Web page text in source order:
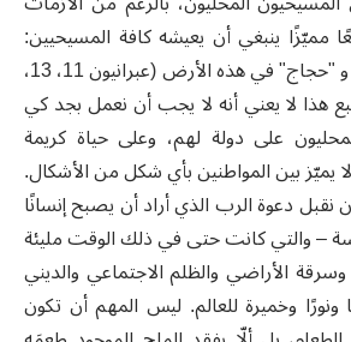
مميّزًا ينبغي أن يعيشه كافة المسيحيين:
وضع أن يكونوا "غرباء" و "حجاج" في هذه الأرض (عبرانيون 11، 13،
11). بالطبع هذا لا يعني أنه لا يجب أن نعمل بجد كي
على دولة لهم، وعلى حياة كريمة
يميّز بين المواطنين بأي شكل من الأشكال.
دعوة الرب الذي أراد أن يصبح إنسانًا
– والتي كانت حتى في ذلك الوقت مليئة
الأراضي والظلم الاجتماعي والديني
وخميرة للعالم. ليس المهم أن تكون